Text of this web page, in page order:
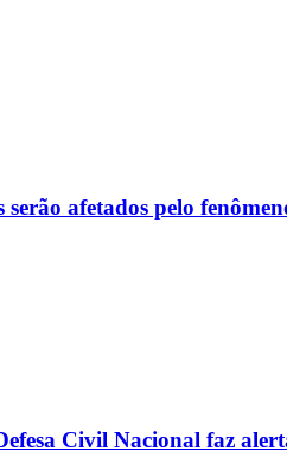
afetados pelo
Civil Nacional faz